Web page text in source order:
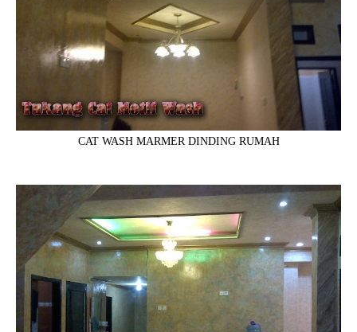
CAT WASH MARMER DINDING RUMAH